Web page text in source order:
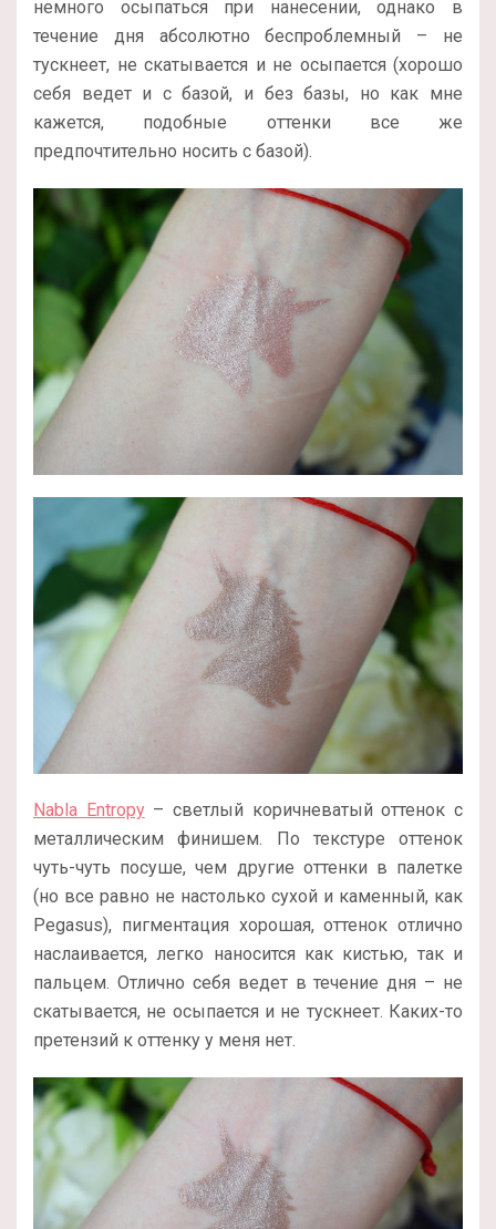
немного осыпаться при нанесении, однако в
течение дня абсолютно беспроблемный – не
тускнеет, не скатывается и не осыпается (хорошо
себя ведет и с базой, и без базы, но как мне
кажется, подобные оттенки все же
предпочтительно носить с базой).
Nabla Entropy– светлый коричневатый оттенок с
металлическим финишем. По текстуре оттенок
чуть-чуть посуше, чем другие оттенки в палетке
(но все равно не настолько сухой и каменный, как
Pegasus), пигментация хорошая, оттенок отлично
наслаивается, легко наносится как кистью, так и
пальцем. Отлично себя ведет в течение дня – не
скатывается, не осыпается и не тускнеет. Каких-то
претензий к оттенку у меня нет.